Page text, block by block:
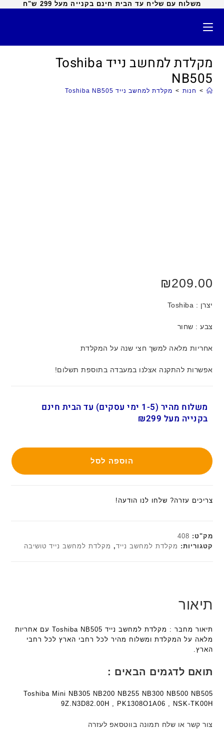
משלוח עם שליח עד הבית חינם בקנייה מעל 299 ש"ח
מקלדת למחשב נייד Toshiba
NB505
> חנות > מקלדת למחשב נייד Toshiba NB505
₪209.00
יצרן : Toshiba
צבע : שחור
אחריות מלאה למשך חצי שנה על המקלדת
אפשרות להתקנה אצלנו במעבדה בתוספת תשלום!
משלוח מהיר (1-5 ימי עסקים) עד הבית חינם
בקנייה מעל ₪299
הוספה לסל
צריכים עזרה? שלחו לנו הודעה!
מק"ט: 408
קטגוריות: מקלדת למחשב נייד, מקלדת למחשב נייד טושיבה
תיאור
תיאור מחבר : מקלדת למחשב נייד Toshiba NB505 עם אחריות
מלאה על המקלדת ומשלוח מהיר לכל רחבי הארץ לכל רחבי
הארץ.
תואם לדגמים הבאים :
Toshiba Mini NB305 NB200 NB255 NB300 NB500 NB505
9Z.N3D82.00H , PK1308O1A06 , NSK-TK00H
צור קשר או שלח תמונה בווטסאפ לעזרה